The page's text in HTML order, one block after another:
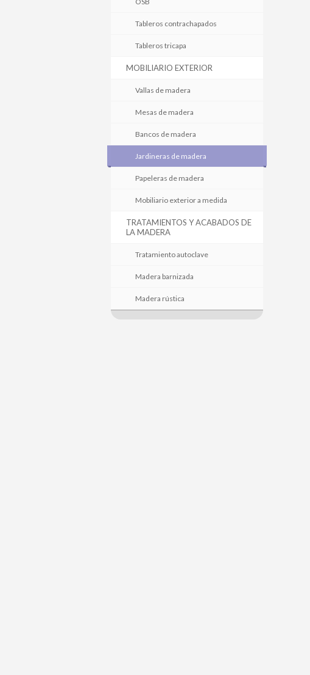
Tableros contrachapados
Tableros tricapa
MOBILIARIO EXTERIOR
Vallas de madera
Mesas de madera
Bancos de madera
Jardineras de madera
Papeleras de madera
Mobiliario exterior a medida
TRATAMIENTOS Y ACABADOS DE
LA MADERA
Tratamiento autoclave
Madera barnizada
Madera rústica